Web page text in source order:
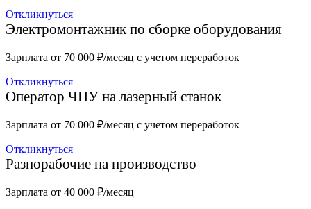
Откликнуться
Электромонтажник по сборке оборудования
Зарплата от 70 000 ₽/месяц с учетом переработок
Откликнуться
Оператор ЧПУ на лазерный станок
Зарплата от 70 000 ₽/месяц с учетом переработок
Откликнуться
Разнорабочие на производство
Зарплата от 40 000 ₽/месяц